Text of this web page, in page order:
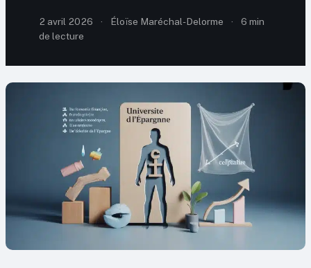
2 avril 2026 · Éloïse Maréchal-Delorme ·
6 min
de lecture